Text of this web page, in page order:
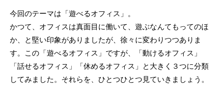
今回のテーマは「遊べるオフィス」。
かつて、オフィスは真面目に働いて、遊ぶなんてもってのほ
か、と堅い印象がありましたが、徐々に変わりつつありま
す。この「遊べるオフィス」ですが、「動けるオフィス」
「話せるオフィス」「休めるオフィス」と大きく３つに分類
してみました。それらを、ひとつひとつ見ていきましょう。